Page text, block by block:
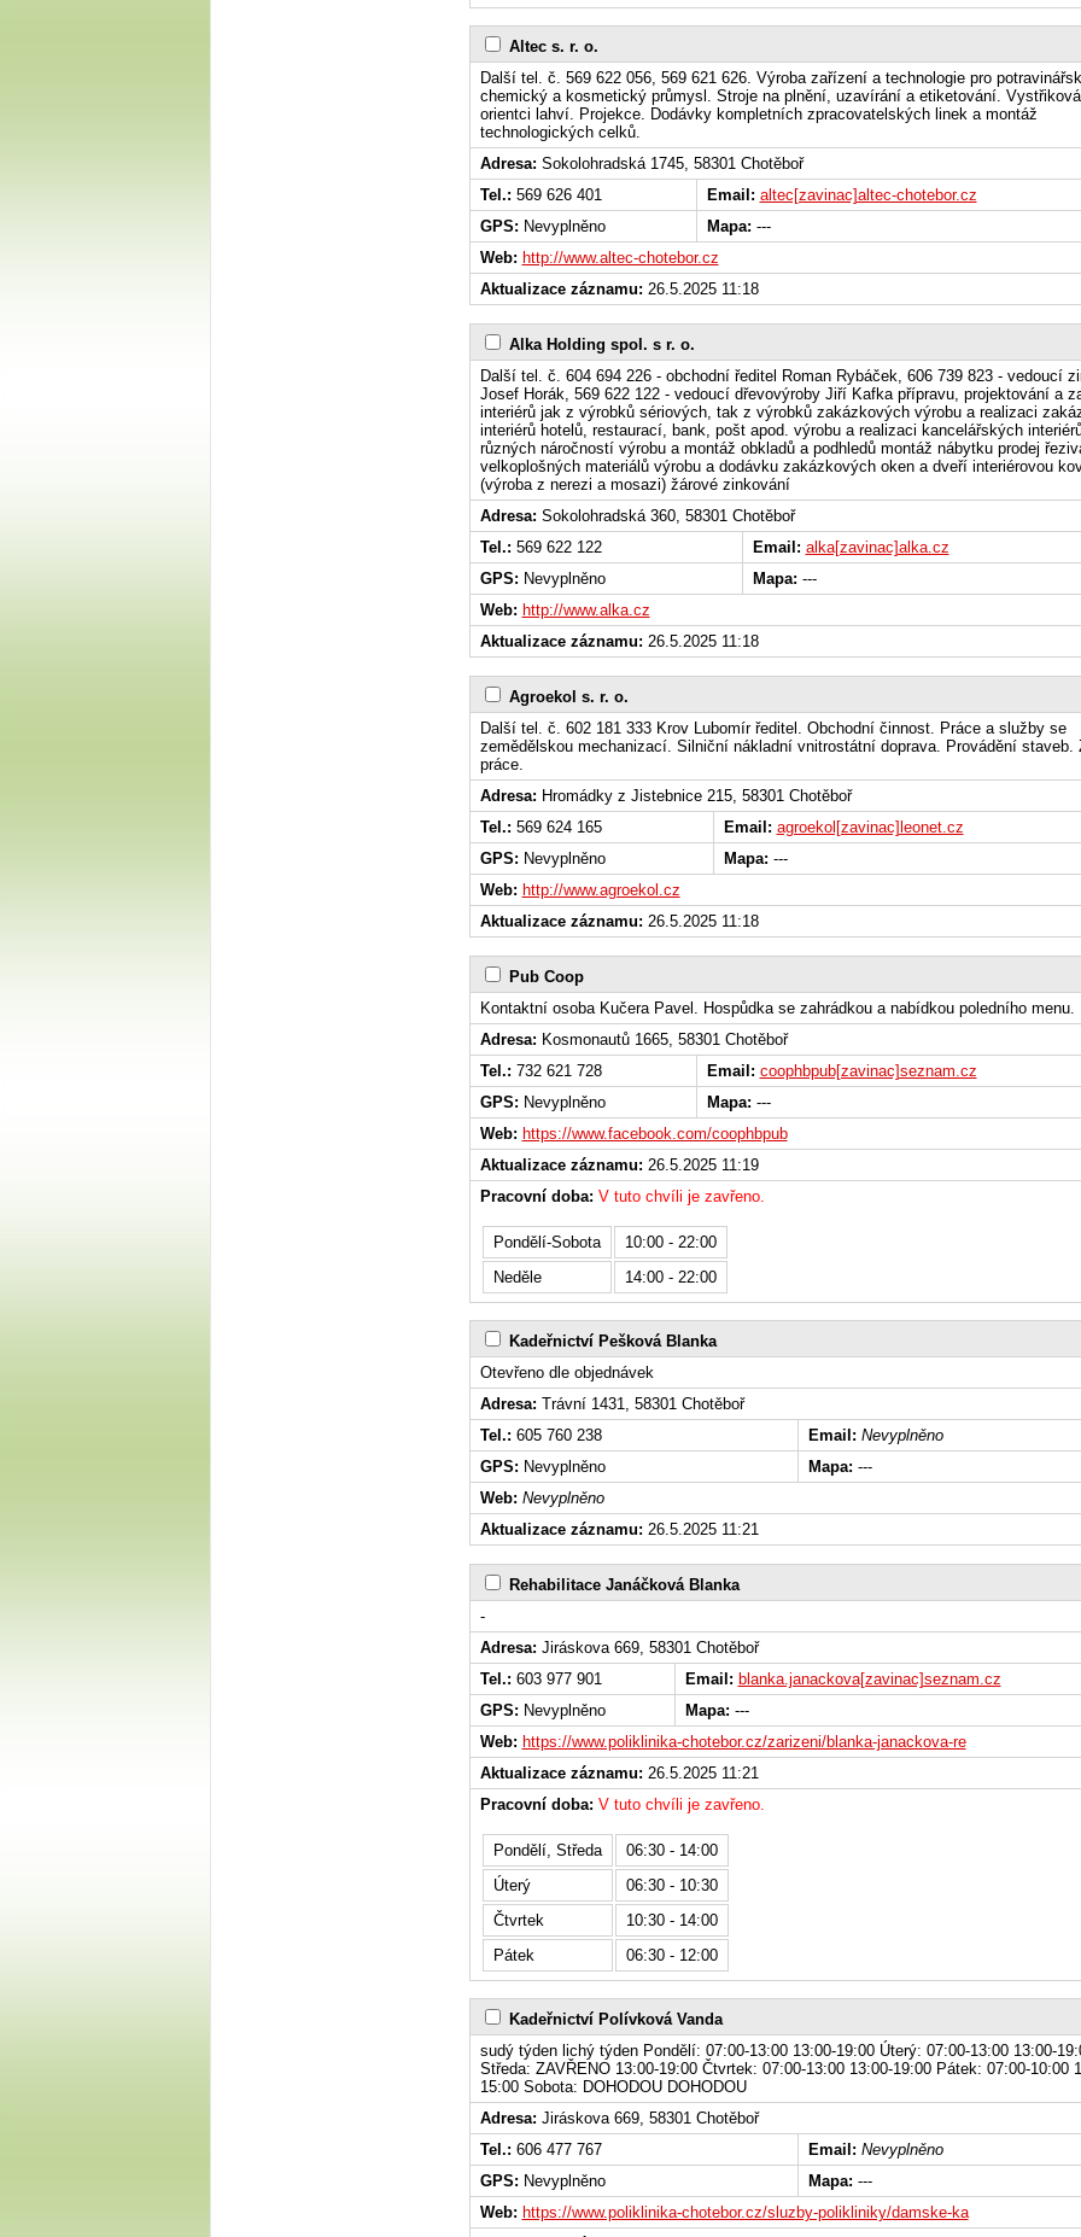
Altec s. r. o.
Další tel. č. 569 622 056, 569 621 626. Výroba zařízení a technologie pro
chemický a kosmetický průmysl. Stroje na plnění, uzavírání a etiketování.
orientci lahví. Projekce. Dodávky kompletních zpracovatelských linek a montáž
technologických celků.
Adresa: Sokolohradská 1745, 58301 Chotěboř
Tel.: 569 626 401 Email: altec[zavinac]altec-chotebor.cz
GPS: Nevyplněno Mapa: ---
Web: http://www.altec-chotebor.cz
Aktualizace záznamu: 26.5.2025 11:18
Alka Holding spol. s r. o.
Další tel. č. 604 694 226 - obchodní ředitel Roman Rybáček, 606 739 823 - vedoucí
Josef Horák, 569 622 122 - vedoucí dřevovýroby Jiří Kafka přípravu, projektování a
interiérů jak z výrobků sériových, tak z výrobků zakázkových výrobu a realizaci
interiérů hotelů, restaurací, bank, pošt apod. výrobu a realizaci kancelářských
různých náročností výrobu a montáž obkladů a podhledů montáž nábytku prodej
velkoplošných materiálů výrobu a dodávku zakázkových oken a dveří interiérovou
(výroba z nerezi a mosazi) žárové zinkování
Adresa: Sokolohradská 360, 58301 Chotěboř
Tel.: 569 622 122 Email: alka[zavinac]alka.cz
GPS: Nevyplněno Mapa: ---
Web: http://www.alka.cz
Aktualizace záznamu: 26.5.2025 11:18
Agroekol s. r. o.
Další tel. č. 602 181 333 Krov Lubomír ředitel. Obchodní činnost. Práce a služby se
zemědělskou mechanizací. Silniční nákladní vnitrostátní doprava. Provádění staveb.
práce.
Adresa: Hromádky z Jistebnice 215, 58301 Chotěboř
Tel.: 569 624 165 Email: agroekol[zavinac]leonet.cz
GPS: Nevyplněno Mapa: ---
Web: http://www.agroekol.cz
Aktualizace záznamu: 26.5.2025 11:18
Pub Coop
Kontaktní osoba Kučera Pavel. Hospůdka se zahrádkou a nabídkou poledního menu.
Adresa: Kosmonautů 1665, 58301 Chotěboř
Tel.: 732 621 728 Email: coophbpub[zavinac]seznam.cz
GPS: Nevyplněno Mapa: ---
Web: https://www.facebook.com/coophbpub
Aktualizace záznamu: 26.5.2025 11:19
Pracovní doba: V tuto chvíli je zavřeno.
Pondělí-Sobota
10:00 - 22:00
Neděle
14:00 - 22:00
Kadeřnictví Pešková Blanka
Otevřeno dle objednávek
Adresa: Trávní 1431, 58301 Chotěboř
Tel.: 605 760 238 Email: Nevyplněno
GPS: Nevyplněno Mapa: ---
Web: Nevyplněno
Aktualizace záznamu: 26.5.2025 11:21
Rehabilitace Janáčková Blanka
-
Adresa: Jiráskova 669, 58301 Chotěboř
Tel.: 603 977 901 Email: blanka.janackova[zavinac]seznam.cz
GPS: Nevyplněno Mapa: ---
Web: https://www.poliklinika-chotebor.cz/zarizeni/blanka-janackova-re
Aktualizace záznamu: 26.5.2025 11:21
Pracovní doba: V tuto chvíli je zavřeno.
Pondělí, Středa
06:30 - 14:00
Úterý
06:30 - 10:30
Čtvrtek
10:30 - 14:00
Pátek
06:30 - 12:00
Kadeřnictví Polívková Vanda
sudý týden lichý týden Pondělí: 07:00-13:00 13:00-19:00 Úterý: 07:00-13:00 13:00-
Středa: ZAVŘENO 13:00-19:00 Čtvrtek: 07:00-13:00 13:00-19:00 Pátek: 07:00-10:00
15:00 Sobota: DOHODOU DOHODOU
Adresa: Jiráskova 669, 58301 Chotěboř
Tel.: 606 477 767 Email: Nevyplněno
GPS: Nevyplněno Mapa: ---
Web: https://www.poliklinika-chotebor.cz/sluzby-polikliniky/damske-ka